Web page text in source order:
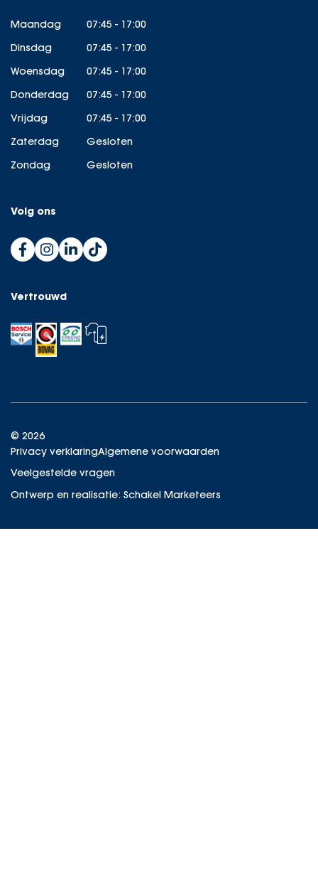
Maandag
07:45 - 17:00
Dinsdag
07:45 - 17:00
Woensdag
07:45 - 17:00
Donderdag
07:45 - 17:00
Vrijdag
07:45 - 17:00
Zaterdag
Gesloten
Zondag
Gesloten
Volg ons
Vertrouwd
© 2026
Privacy verklaringAlgemene voorwaarden
Veelgestelde vragen
Ontwerp en realisatie: Schakel Marketeers